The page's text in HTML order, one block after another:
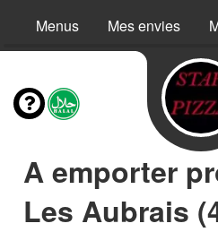
Menus Mes envies
A emporter
Les Aubrais